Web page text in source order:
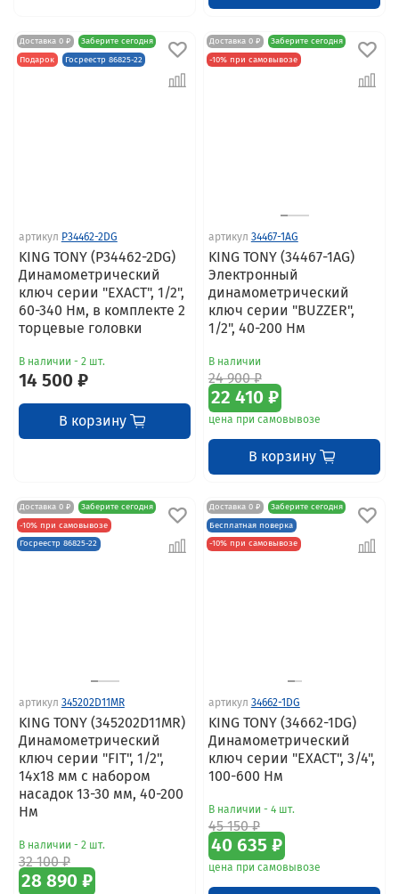
Доставка 0 ₽
Заберите сегодня
Подарок
Госреестр 86825-22
артикул P34462-2DG
KING TONY (P34462-2DG)
Динамометрический
ключ серии "EXACT", 1/2",
60-340 Нм, в комплекте 2
торцевые головки
В наличии - 2 шт.
14 500 ₽
В корзину
Доставка 0 ₽
Заберите сегодня
-10% при самовывозе
артикул 34467-1AG
KING TONY (34467-1AG)
Электронный
динамометрический
ключ серии "BUZZER",
1/2", 40-200 Нм
В наличии
24 900 ₽
22 410 ₽
цена при самовывозе
В корзину
Доставка 0 ₽
Заберите сегодня
-10% при самовывозе
Госреестр 86825-22
артикул 345202D11MR
KING TONY (345202D11MR)
Динамометрический
ключ серии "FIT", 1/2",
14х18 мм с набором
насадок 13-30 мм, 40-200
Нм
В наличии - 2 шт.
32 100 ₽
28 890 ₽
Доставка 0 ₽
Заберите сегодня
Бесплатная поверка
-10% при самовывозе
артикул 34662-1DG
KING TONY (34662-1DG)
Динамометрический
ключ серии "EXACT", 3/4",
100-600 Hм
В наличии - 4 шт.
45 150 ₽
40 635 ₽
цена при самовывозе